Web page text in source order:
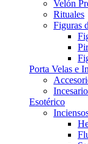
Velón
Rituales
Figuras
Porta Velas e
Esotérico